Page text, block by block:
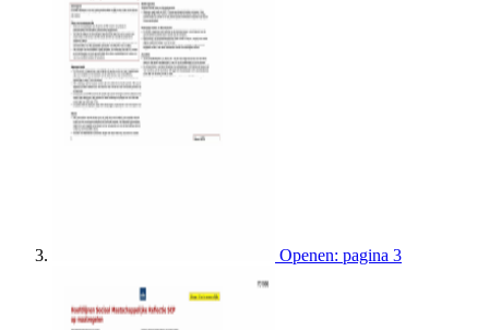
Openen: pagina 3